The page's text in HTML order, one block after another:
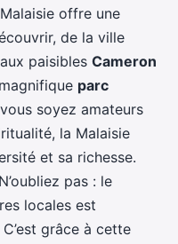
offre une
de la ville
aux paisibles Cameron
parc
soyez amateurs
la Malaisie
et sa richesse.
pas : le
locales est
grâce à cette